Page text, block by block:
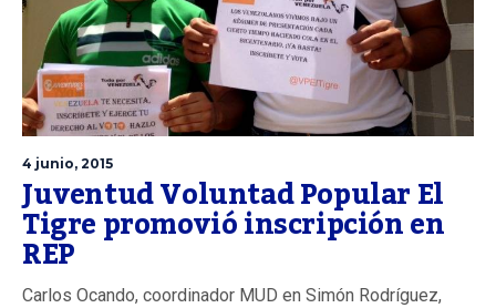
4 junio, 2015
Juventud Voluntad Popular El
Tigre promovió inscripción en
REP
Carlos Ocando, coordinador MUD en Simón Rodríguez,